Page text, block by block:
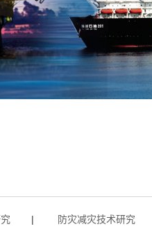
防灾减灾技术研究